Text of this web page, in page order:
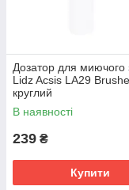
Дозатор для миючого
Lidz Acsis LA29
круглий
LDACSLA29BRU49828
В наявності
239 ₴
Купити